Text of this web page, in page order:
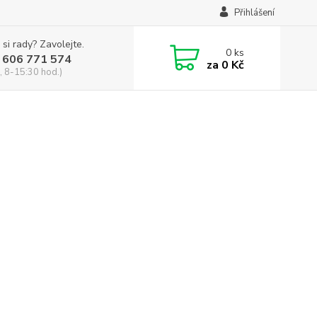
Přihlášení
rady? Zavolejte.
771 574
8-15:30 hod.)
0ks
za 0 Kč